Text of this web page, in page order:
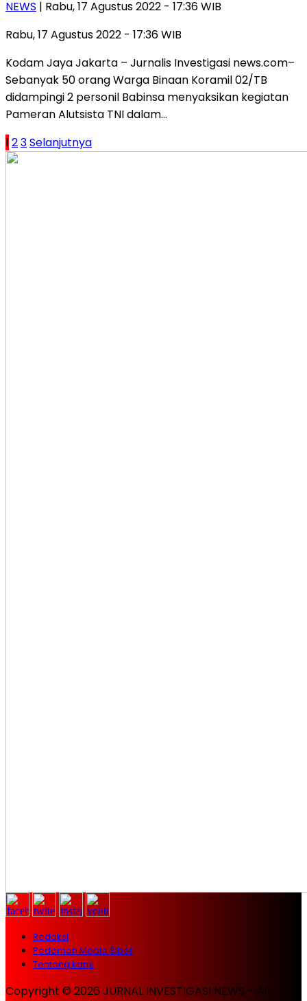
NEWS | Rabu, 17 Agustus 2022 - 17:36 WIB
Rabu, 17 Agustus 2022 - 17:36 WIB
Kodam Jaya Jakarta – Jurnalis Investigasi news.com–
Sebanyak 50 orang Warga Binaan Koramil 02/TB
didampingi 2 personil Babinsa menyaksikan kegiatan
Pameran Alutsista TNI dalam…
Paginasi
pos
1 23Selanjutnya
Redaksi
Pedoman Media Siber
Tentang kami
Copyright © 2026 JURNAL INVESTIGASI NEWS - All